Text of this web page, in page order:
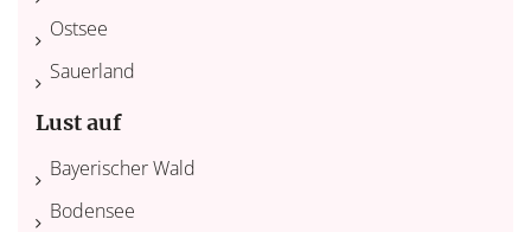
Ostsee
Sauerland
Lust auf
Bayerischer Wald
Bodensee